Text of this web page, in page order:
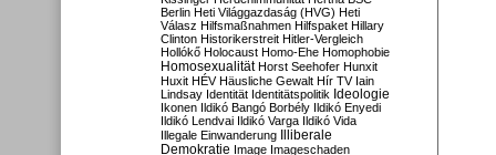
Berlin Heti Világgazdaság (HVG) Heti
Válasz Hilfsmaßnahmen Hilfspaket Hillary
Clinton Historikerstreit Hitler-Vergleich
Hollókő Holocaust Homo-Ehe Homophobie
Homosexualität Horst Seehofer Hunxit
Huxit HÉV Häusliche Gewalt Hír TV Iain
Lindsay Identität Identitätspolitik Ideologie
Ikonen Ildikó Bangó Borbély Ildikó Enyedi
Ildikó Lendvai Ildikó Varga Ildikó Vida
Illegale Einwanderung Illiberale
Demokratie Image Imageschaden